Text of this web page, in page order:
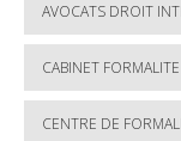
AVOCATS DROIT
CABINET
CENTRE DE